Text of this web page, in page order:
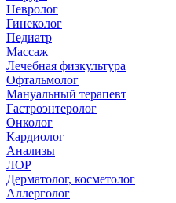
Невролог
Гинеколог
Педиатр
Массаж
Лечебная физкультура
Офтальмолог
Мануальный терапевт
Гастроэнтеролог
Онколог
Кардиолог
Анализы
ЛОР
Дерматолог, косметолог
Аллерголог